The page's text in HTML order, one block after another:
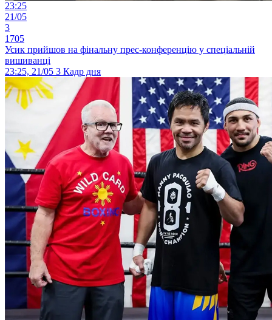
23:25
21/05
3
1705
Усик прийшов на фінальну прес-конференцію у спеціальній
вишиванці
23:25, 21/05 3 Кадр дня